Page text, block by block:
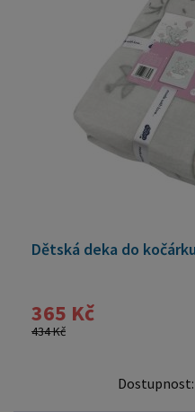
Dětská deka do
365 Kč
434 Kč
Dostupnost: